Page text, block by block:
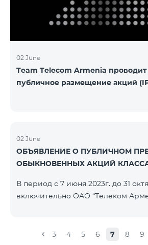
ունենալու են ընդամենը 72 ժամ։
մաղթելով մրցույթի
Telecom Armenia-ի գլխավոր
Եսայանը նշեց, որ
02 June
Team Telecom Armenia
публичное размещение акций
02 June
ОБЪЯВЛЕНИЕ О ПУБЛИЧНОМ
ОБЫКНОВЕННЫХ АКЦИЙ КЛАССА
В период с 7 июня 2023г. до 31
включительно ОАО “Телеком
ЭМИТЕНТ ОАО “ТЕЛЕКОМ АРМЕНИЯ” ТИП
3 4 5 6 7 8 9